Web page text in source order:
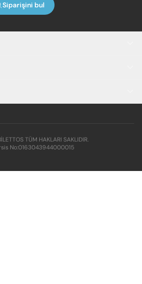
Siparişini bul
TÜM HAKLARI SAKLIDIR.
No:0163043944000015